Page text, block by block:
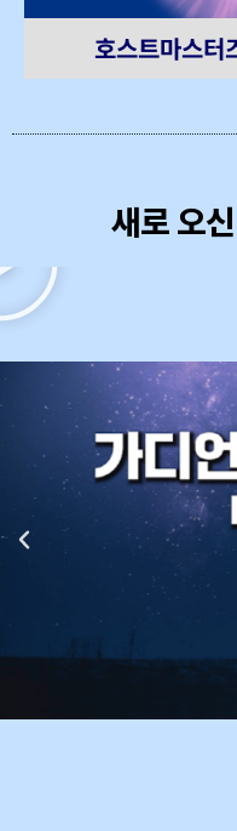
호스트마스터
새로 오